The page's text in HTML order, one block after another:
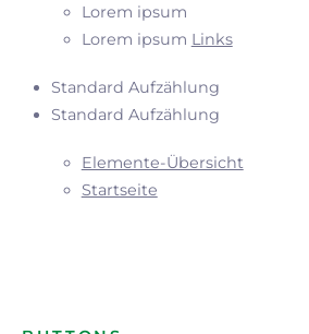
Lorem ipsum
Lorem ipsum Links
Standard Aufzählung
Standard Aufzählung
Elemente-Übersicht
Startseite